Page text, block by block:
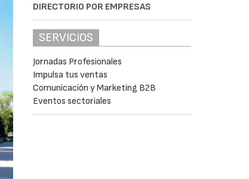
DIRECTORIO POR EMPRESAS
SERVICIOS
Jornadas Profesionales
Impulsa tus ventas
Comunicación y Marketing B2B
Eventos sectoriales